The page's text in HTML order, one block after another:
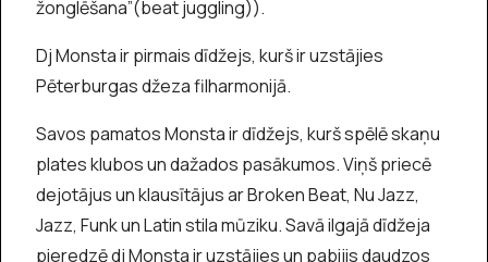
žonglēšana”(beat juggling)).
Dj Monsta ir pirmais dīdžejs, kurš ir uzstājies
Pēterburgas džeza filharmonijā.
Savos pamatos Monsta ir dīdžejs, kurš spēlē skaņu
plates klubos un dažados pasākumos. Viņš priecē
dejotājus un klausītājus ar Broken Beat, Nu Jazz,
Jazz, Funk un Latin stila mūziku. Savā ilgajā dīdžeja
pieredzē dj Monsta ir uzstājies un pabijis daudzos